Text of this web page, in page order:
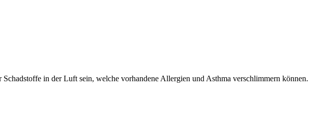
in der Luft sein, welche vorhandene Allergien und Asthma verschlimmern können.